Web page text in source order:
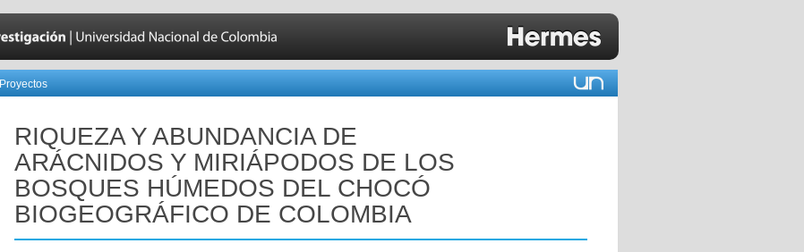
Proyectos
RIQUEZA Y ABUNDANCIA DE
ARÁCNIDOS Y MIRIÁPODOS DE LOS
BOSQUES HÚMEDOS DEL CHOCÓ
BIOGEOGRÁFICO DE COLOMBIA